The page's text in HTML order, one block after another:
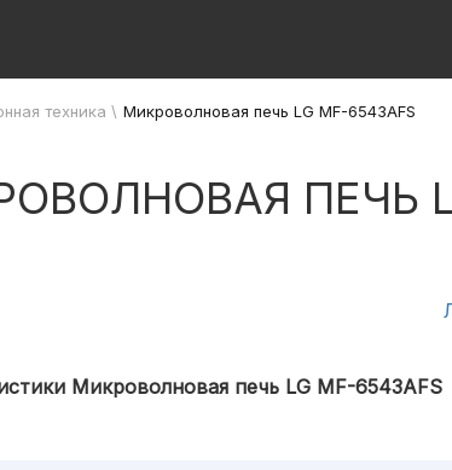
техника \ Микроволновая печь LG MF-6543AFS
ПЕЧЬ
Микроволновая печь LG MF-6543AFS